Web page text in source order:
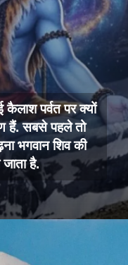
पर्वत पर क्यों
हैं. सबसे पहले तो
भगवान शिव की
जाता है.